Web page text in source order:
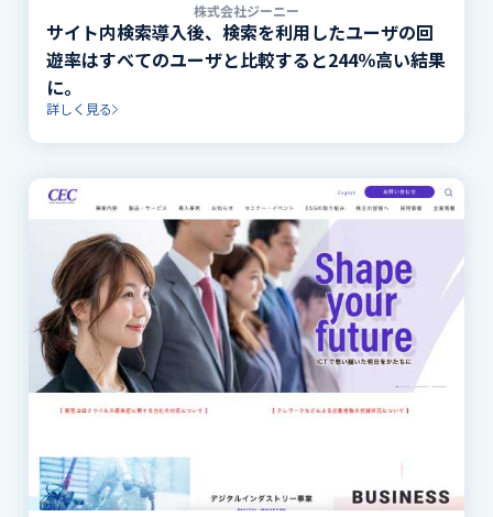
株式会社ジーニー
サイト内検索導入後、検索を利用したユーザの回
遊率はすべてのユーザと比較すると244％高い結果
に。
詳しく見る